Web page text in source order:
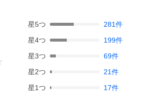
星5つ 281件
星4つ 199件
星3つ 69件
星2つ 21件
星1つ 17件